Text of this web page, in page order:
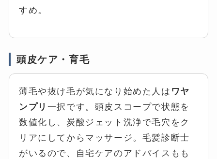
すめ。
頭皮ケア・育毛
薄毛や抜け毛が気になり始めた人は ワヤ
ンプリ 一択です。頭皮スコープで状態を
数値化し、炭酸ジェット洗浄で毛穴をク
リアにしてからマッサージ。毛髪診断士
がいるので、自宅ケアのアドバイスもも